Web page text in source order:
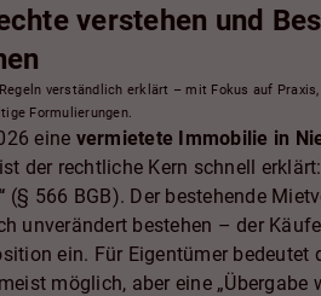
verstehen und
verständlich erklärt – mit Fokus auf
Formulierungen.
eine vermietete Immobilie in
der rechtliche Kern schnell erklärt:
(§ 566 BGB). Der bestehende
unverändert bestehen – der
ein. Für Eigentümer bedeutet
möglich, aber eine „Übergabe